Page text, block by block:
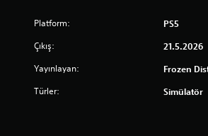
Platform: PS5
Çıkış: 21.5.2026
Yayınlayan: Frozen
Türler: Simülatör